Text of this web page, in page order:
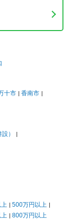
十市
香南市
）
500万円以上
800万円以上